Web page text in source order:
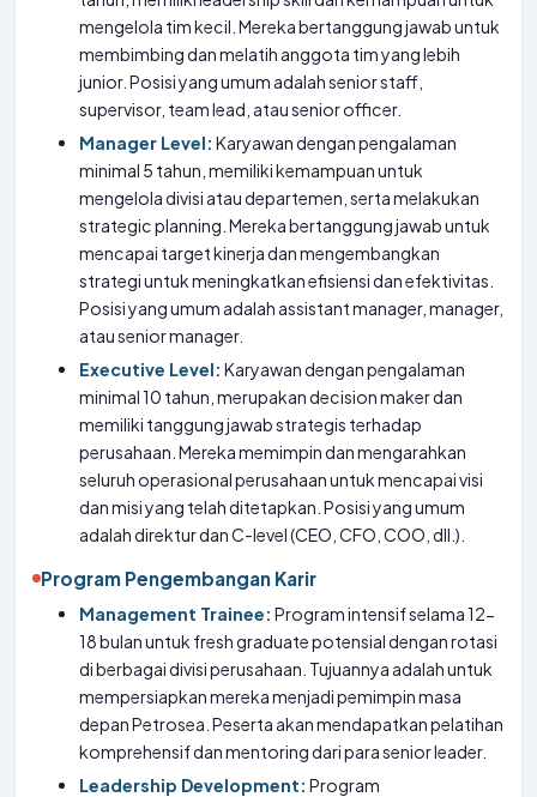
mengelola tim kecil. Mereka bertanggung jawab untuk
membimbing dan melatih anggota tim yang lebih
junior. Posisi yang umum adalah senior staff,
supervisor, team lead, atau senior officer.
Manager Level: Karyawan dengan pengalaman
minimal 5 tahun, memiliki kemampuan untuk
mengelola divisi atau departemen, serta melakukan
strategic planning. Mereka bertanggung jawab untuk
mencapai target kinerja dan mengembangkan
strategi untuk meningkatkan efisiensi dan efektivitas.
Posisi yang umum adalah assistant manager, manager,
atau senior manager.
Executive Level: Karyawan dengan pengalaman
minimal 10 tahun, merupakan decision maker dan
memiliki tanggung jawab strategis terhadap
perusahaan. Mereka memimpin dan mengarahkan
seluruh operasional perusahaan untuk mencapai visi
dan misi yang telah ditetapkan. Posisi yang umum
adalah direktur dan C-level (CEO, CFO, COO, dll.).
Program Pengembangan Karir
Management Trainee: Program intensif selama 12-
18 bulan untuk fresh graduate potensial dengan rotasi
di berbagai divisi perusahaan. Tujuannya adalah untuk
mempersiapkan mereka menjadi pemimpin masa
depan Petrosea. Peserta akan mendapatkan pelatihan
komprehensif dan mentoring dari para senior leader.
Leadership Development: Program